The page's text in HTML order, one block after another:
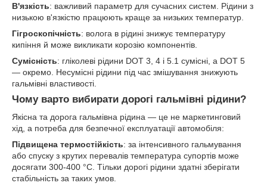
В'язкість: важливий параметр для сучасних систем. Рідини з
низькою в'язкістю працюють краще за низьких температур.
Гігроскопічність: волога в рідині знижує температуру
кипіння й може викликати корозію компонентів.
Сумісність: гліколеві рідини DOT 3, 4 і 5.1 сумісні, а DOT 5
— окремо. Несумісні рідини під час змішування знижують
гальмівні властивості.
Чому варто вибирати дорогі гальмівні рідини?
Якісна та дорога гальмівна рідина — це не маркетинговий
хід, а потреба для безпечної експлуатації автомобіля:
Підвищена термостійкість: за інтенсивного гальмування
або спуску з крутих перевалів температура супортів може
досягати 300-400 °C. Тільки дорогі рідини здатні зберігати
стабільність за таких умов.